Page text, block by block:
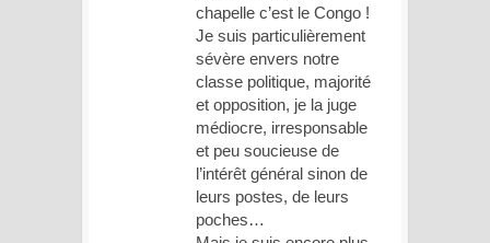
chapelle c’est le Congo !
Je suis particulièrement
sévère envers notre
classe politique, majorité
et opposition, je la juge
médiocre, irresponsable
et peu soucieuse de
l’intérêt général sinon de
leurs postes, de leurs
poches…